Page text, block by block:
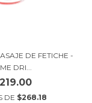
DE FETICHE -
DRI...
DE $268.18